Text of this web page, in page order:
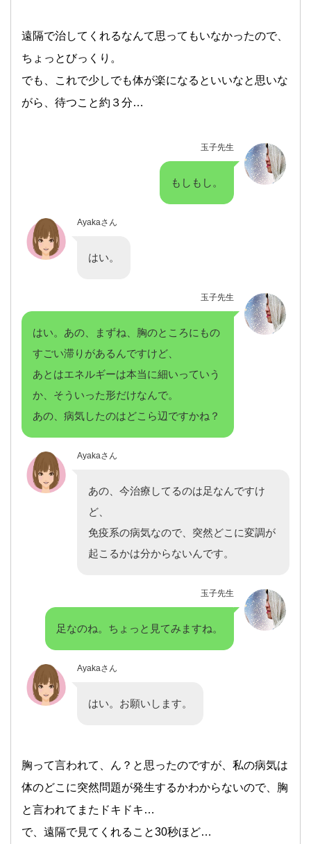
遠隔で治してくれるなんて思ってもいなかったので、
ちょっとびっくり。
でも、これで少しでも体が楽になるといいなと思いな
がら、待つこと約３分…
玉子先生
もしもし。
Ayakaさん
はい。
玉子先生
はい。あの、まずね、胸のところにもの
すごい滞りがあるんですけど、
あとはエネルギーは本当に細いっていう
か、そういった形だけなんで。
あの、病気したのはどこら辺ですかね？
Ayakaさん
あの、今治療してるのは足なんですけ
ど、
免疫系の病気なので、突然どこに変調が
起こるかは分からないんです。
玉子先生
足なのね。ちょっと見てみますね。
Ayakaさん
はい。お願いします。
胸って言われて、ん？と思ったのですが、私の病気は
体のどこに突然問題が発生するかわからないので、胸
と言われてまたドキドキ…
で、遠隔で見てくれること30秒ほど…